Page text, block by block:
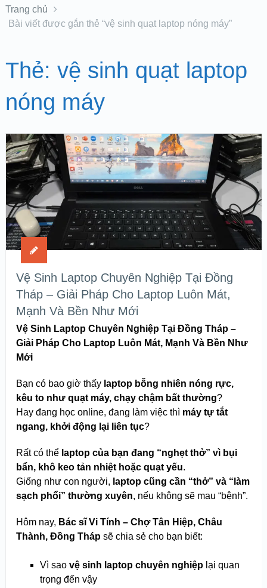
Trang chủ
Bài viết được gắn thẻ “vệ sinh quạt laptop nóng máy”
Thẻ: vệ sinh quạt laptop
nóng máy
Vệ Sinh Laptop Chuyên Nghiệp Tại Đồng
Tháp – Giải Pháp Cho Laptop Luôn Mát,
Mạnh Và Bền Như Mới
Vệ Sinh Laptop Chuyên Nghiệp Tại Đồng Tháp –
Giải Pháp Cho Laptop Luôn Mát, Mạnh Và Bền Như
Mới
Bạn có bao giờ thấy laptop bỗng nhiên nóng rực,
kêu to như quạt máy, chạy chậm bất thường?
Hay đang học online, đang làm việc thì máy tự tắt
ngang, khởi động lại liên tục?
Rất có thể laptop của bạn đang “nghẹt thở” vì bụi
bẩn, khô keo tản nhiệt hoặc quạt yếu.
Giống như con người, laptop cũng cần “thở” và “làm
sạch phổi” thường xuyên, nếu không sẽ mau “bệnh”.
Hôm nay, Bác sĩ Vi Tính – Chợ Tân Hiệp, Châu
Thành, Đồng Thápsẽ chia sẻ cho bạn biết:
Vì sao vệ sinh laptop chuyên nghiệplại quan
trọng đến vậy